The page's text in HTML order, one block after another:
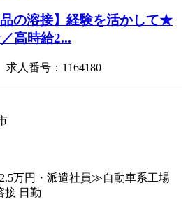
品の溶接】経験を活かして★
高時給2...
人番号：1164180
万円・派遣社員≫自動車系工場
接 日勤